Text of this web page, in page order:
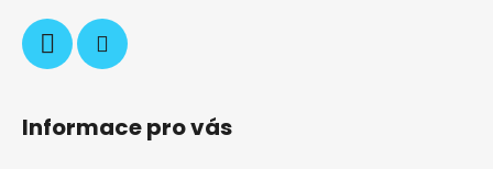
Informace pro vás